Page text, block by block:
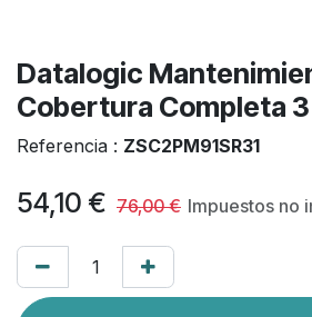
Datalogic
Cobertura Completa
Referencia : ZSC2PM91SR31
54,10 € 76,00€ Impuestos no